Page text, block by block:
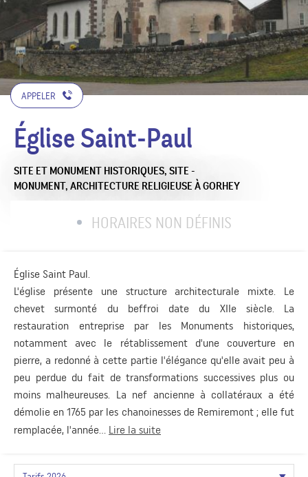
APPELER
Église Saint-Paul
SITE ET MONUMENT HISTORIQUES, SITE -
MONUMENT, ARCHITECTURE RELIGIEUSE À GORHEY
HORAIRES NON DÉFINIS
Église Saint Paul.
L'église présente une structure architecturale mixte. Le
chevet surmonté du beffroi date du XIIe siècle. La
restauration entreprise par les Monuments historiques,
notamment avec le rétablissement d'une couverture en
pierre, a redonné à cette partie l'élégance qu'elle avait peu à
peu perdue du fait de transformations successives plus ou
moins malheureuses. La nef ancienne à collatéraux a été
démolie en 1765 par les chanoinesses de Remiremont ; elle fut
remplacée, l'année... Lire la suite